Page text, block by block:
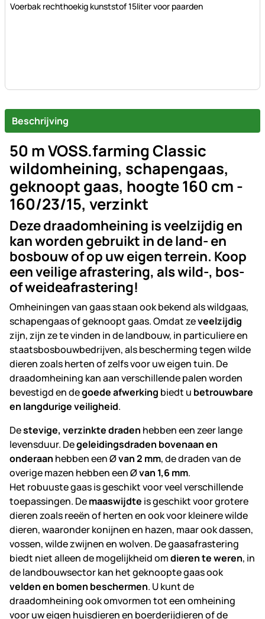
Voerbak rechthoekig kunststof 15liter voor paarden
Beschrijving
50 m VOSS.farming Classic
wildomheining, schapengaas,
geknoopt gaas, hoogte 160 cm -
160/23/15, verzinkt
Deze draadomheining is veelzijdig en
kan worden gebruikt in de land- en
bosbouw of op uw eigen terrein. Koop
een veilige afrastering, als wild-, bos-
of weideafrastering!
Omheiningen van gaas staan ook bekend als wildgaas,
schapengaas of geknoopt gaas. Omdat zeveelzijdig
zijn, zijn ze te vinden in de landbouw, in particuliere en
staatsbosbouwbedrijven, als bescherming tegen wilde
dieren zoals herten of zelfs voor uw eigen tuin. De
draadomheining kan aan verschillende palen worden
bevestigd en degoede afwerking biedt u betrouwbare
en langdurige veiligheid.
Destevige, verzinkte draden hebben een zeer lange
levensduur. Degeleidingsdraden bovenaan en
onderaan hebben een Øvan 2 mm, de draden van de
overige mazen hebben een Øvan 1,6 mm.
Het robuuste gaas is geschikt voor veel verschillende
toepassingen. Demaaswijdte is geschikt voor grotere
dieren zoals reeën of herten en ook voor kleinere wilde
dieren, waaronder konijnen en hazen, maar ook dassen,
vossen, wilde zwijnen en wolven. De gaasafrastering
biedt niet alleen de mogelijkheid omdieren te weren, in
de landbouwsector kan het geknoopte gaas ook
velden en bomen beschermen. U kunt de
draadomheining ook omvormen tot een omheining
voor uw eigen huisdieren en boerderijdieren of de